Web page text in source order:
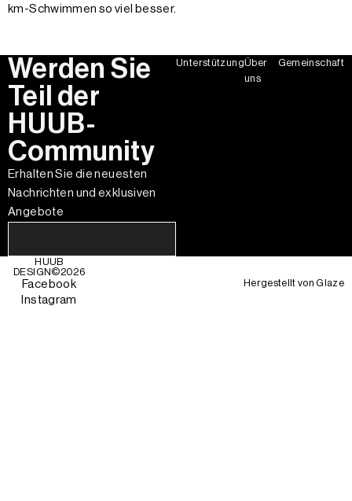
km-Schwimmen so viel besser.
Werden Sie
Teil der
HUUB-
Community
Erhalten Sie die neuesten
Nachrichten und exklusiven
Angebote
UnterstützungÜber
uns
Gemeinschaft
HUUB
DESIGN©2026
Facebook
Instagram
Hergestellt vonGlaze